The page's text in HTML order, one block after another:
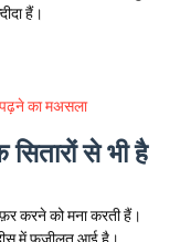
हैं।
का मअसला
से भी है
करने को मना करती हैं।